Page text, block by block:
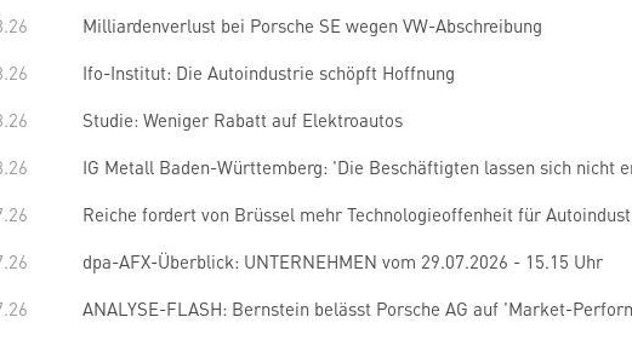
Milliardenverlust bei Porsche SE wegen VW-Abschreibung
Ifo-Institut: Die Autoindustrie schöpft Hoffnung
Studie: Weniger Rabatt auf Elektroautos
IG Metall Baden-Württemberg: 'Die Beschäftigten lassen sich nicht
Reiche fordert von Brüssel mehr Technologieoffenheit für
dpa-AFX-Überblick: UNTERNEHMEN vom 29.07.2026 - 15.15 Uhr
ANALYSE-FLASH: Bernstein belässt Porsche AG auf 'Market-